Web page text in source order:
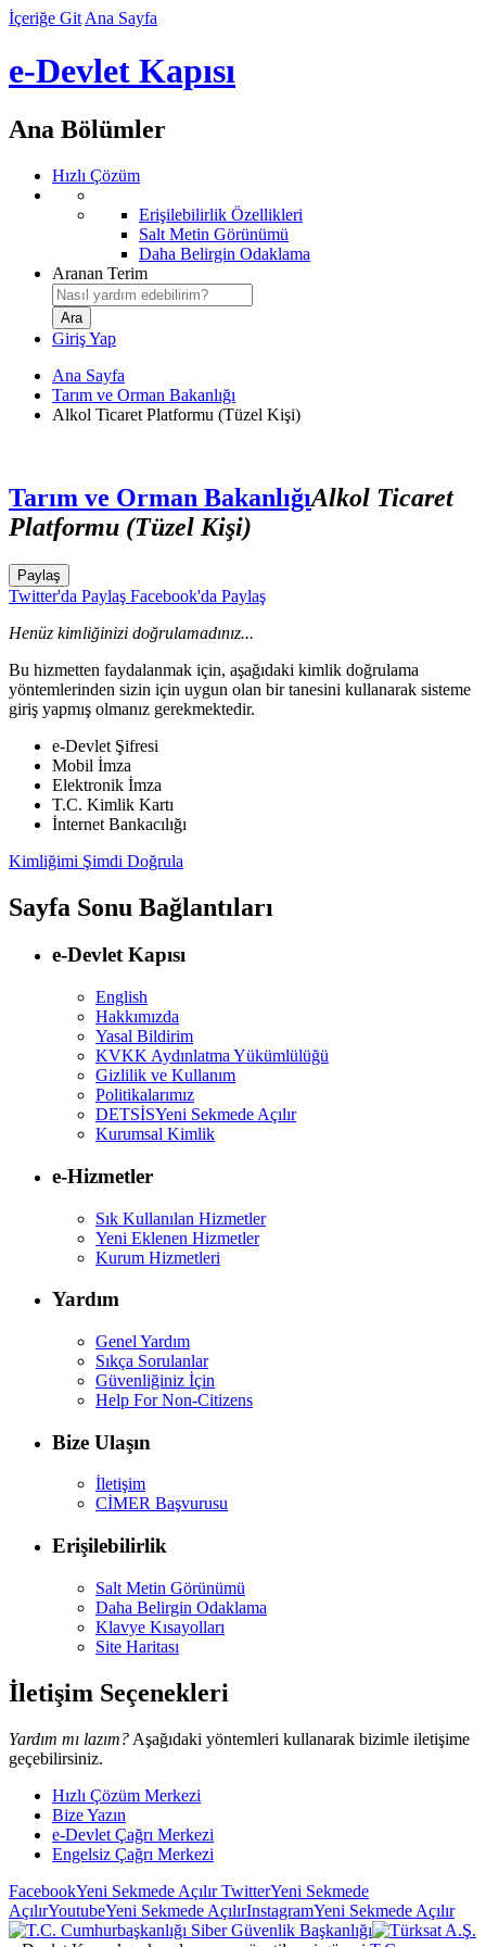
İçeriğe Git Ana Sayfa
e-Devlet Kapısı
Ana Bölümler
Hızlı Çözüm
Erişilebilirlik Özellikleri
Salt Metin Görünümü
Daha Belirgin Odaklama
Aranan Terim
Giriş Yap
Ana Sayfa
Tarım ve Orman Bakanlığı
Alkol Ticaret Platformu (Tüzel Kişi)
Tarım ve Orman BakanlığıAlkol Ticaret
Platformu (Tüzel Kişi)
Paylaş
Twitter'da Paylaş Facebook'da Paylaş
Henüz kimliğinizi doğrulamadınız...
Bu hizmetten faydalanmak için, aşağıdaki kimlik doğrulama
yöntemlerinden sizin için uygun olan bir tanesini kullanarak sisteme
giriş yapmış olmanız gerekmektedir.
e-Devlet Şifresi
Mobil İmza
Elektronik İmza
T.C. Kimlik Kartı
İnternet Bankacılığı
Kimliğimi Şimdi Doğrula
Sayfa Sonu Bağlantıları
e-Devlet Kapısı
English
Hakkımızda
Yasal Bildirim
KVKK Aydınlatma Yükümlülüğü
Gizlilik ve Kullanım
Politikalarımız
DETSİSYeni Sekmede Açılır
Kurumsal Kimlik
e-Hizmetler
Sık Kullanılan Hizmetler
Yeni Eklenen Hizmetler
Kurum Hizmetleri
Yardım
Genel Yardım
Sıkça Sorulanlar
Güvenliğiniz İçin
Help For Non-Citizens
Bize Ulaşın
İletişim
CİMER Başvurusu
Erişilebilirlik
Salt Metin Görünümü
Daha Belirgin Odaklama
Klavye Kısayolları
Site Haritası
İletişim Seçenekleri
Yardım mı lazım? Aşağıdaki yöntemleri kullanarak bizimle iletişime
geçebilirsiniz.
Hızlı Çözüm Merkezi
Bize Yazın
e-Devlet Çağrı Merkezi
Engelsiz Çağrı Merkezi
FacebookYeni Sekmede AçılırTwitterYeni Sekmede
AçılırYoutubeYeni Sekmede AçılırInstagramYeni Sekmede Açılır